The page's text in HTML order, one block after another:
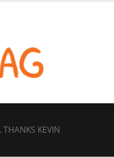
THANKS KEVIN